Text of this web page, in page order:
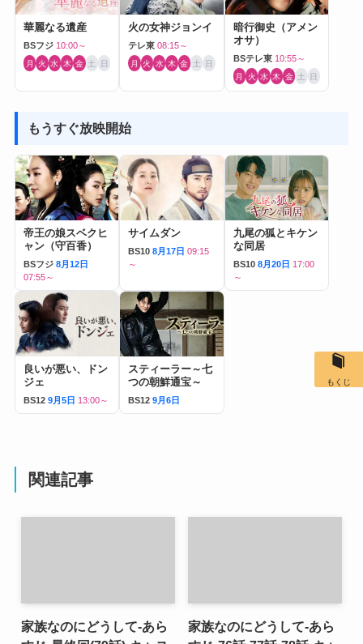
華麗なる遺産
BSフジ 10:00～
月 火 水 木 金 土 日
火の女神ジョンイ
テレ東 08:15～
月 火 水 木 金 土 日
暗行御史（アメン
オサ）
BSテレ東 10:55～
月 火 水 木 金 土 日
もうすぐ放映開始
帝王の娘スベクヒ
ャン（守百香）
BSフジ 8月12日
07:55～
サイムダン
BS10 8月17日 09:15
～
九尾の狐とキケン
な同居
BS10 8月20日 17:00
～
良いが悪い、ドン
ジェ
BS12 9月5日 13:00～
スティーラー～七
つの朝鮮通宝～
BS12 9月6日
関連記事
家族なのにどうして-あら
家族なのにどうして-あら
もくじ